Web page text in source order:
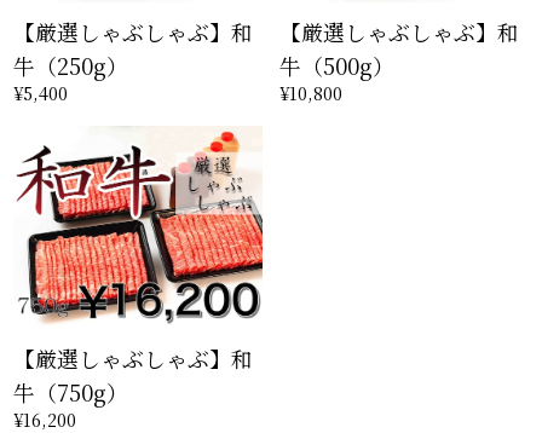
【厳選しゃぶしゃぶ】和
牛（250g）
¥5,400
【厳選しゃぶしゃぶ】和
牛（500g）
¥10,800
【厳選しゃぶしゃぶ】和
牛（750g）
¥16,200